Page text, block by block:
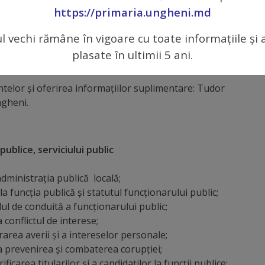
concurs:
necesare până pe data de15.07.2022 , ora 17:00,
mun. Ungheni, str. Naţională 7, biroul 401, tel:
şi oferirea informaţiilor suplimentare: Tudor
serviciului public
publică locală;
funcţia publică şi statutul funcţionarului public;
de conduită a funcţionarului public;
conflictul de interese;
averii şi a intereselor personale;
prevenirea şi combaterea corupţiei;
https://primaria.ungheni.md
vechi rămâne în vigoare cu toate informațiile și
plasate în ultimii 5 ani.